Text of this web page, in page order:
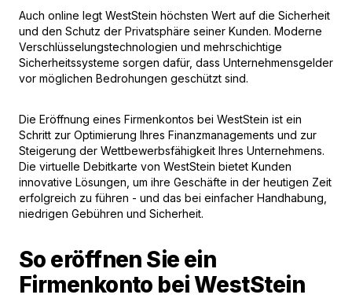
Auch online legt WestStein höchsten Wert auf die Sicherheit
und den Schutz der Privatsphäre seiner Kunden. Moderne
Verschlüsselungstechnologien und mehrschichtige
Sicherheitssysteme sorgen dafür, dass Unternehmensgelder
vor möglichen Bedrohungen geschützt sind.
Die Eröffnung eines Firmenkontos bei WestStein ist ein
Schritt zur Optimierung Ihres Finanzmanagements und zur
Steigerung der Wettbewerbsfähigkeit Ihres Unternehmens.
Die virtuelle Debitkarte von WestStein bietet Kunden
innovative Lösungen, um ihre Geschäfte in der heutigen Zeit
erfolgreich zu führen - und das bei einfacher Handhabung,
niedrigen Gebühren und Sicherheit.
So eröffnen Sie ein
Firmenkonto bei WestStein